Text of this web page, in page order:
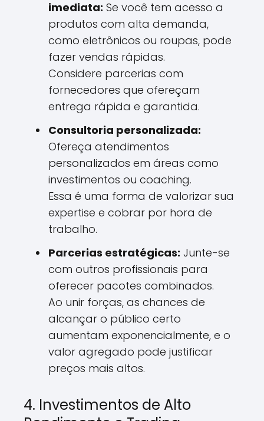
imediata: Se você tem acesso a
produtos com alta demanda,
como eletrônicos ou roupas, pode
fazer vendas rápidas.
Considere parcerias com
fornecedores que ofereçam
entrega rápida e garantida.
Consultoria personalizada:
Ofereça atendimentos
personalizados em áreas como
investimentos ou coaching.
Essa é uma forma de valorizar sua
expertise e cobrar por hora de
trabalho.
Parcerias estratégicas: Junte-se
com outros profissionais para
oferecer pacotes combinados.
Ao unir forças, as chances de
alcançar o público certo
aumentam exponencialmente, e o
valor agregado pode justificar
preços mais altos.
4. Investimentos de Alto